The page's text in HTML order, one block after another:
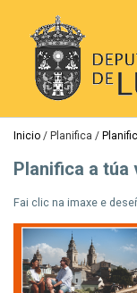
contido
principal
Miga
de
pan
Inicio Planifica
Planifica a túa
Fai clic na imaxe e